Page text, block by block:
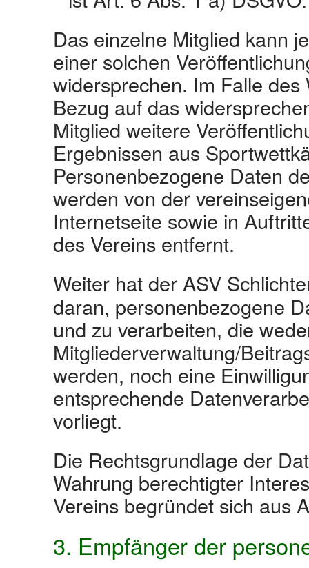
Das einzelne Mitglied kann
einer solchen
widersprechen. Im Falle
Bezug auf das
Mitglied weitere
Ergebnissen aus
Personenbezogene Daten
werden von der
Internetseite sowie in
des Vereins entfernt.
Weiter hat der ASV
daran, personenbezogene
und zu verarbeiten, die
Mitgliederverwaltung/
werden, noch eine
entsprechende
vorliegt.
Die Rechtsgrundlage der
Wahrung berechtigter
Vereins begründet sich aus
3. Empfänger der